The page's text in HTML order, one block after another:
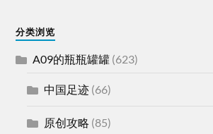
分类浏览
A09的瓶瓶罐罐 (623)
中国足迹 (66)
原创攻略 (85)